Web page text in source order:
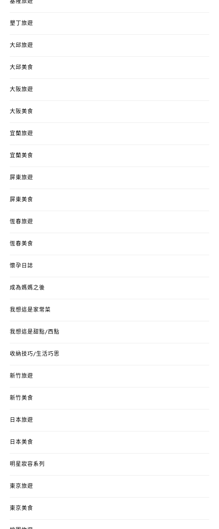
基隆旅遊
墾丁旅遊
大邱旅遊
大邱美食
大阪旅遊
大阪美食
宜蘭旅遊
宜蘭美食
屏東旅遊
屏東美食
恆春旅遊
恆春美食
懷孕日誌
成為媽媽之後
我想這是家常菜
我想這是甜點/西點
收納技巧/生活巧思
新竹旅遊
新竹美食
日本旅遊
日本美食
明星妝容系列
東京旅遊
東京美食